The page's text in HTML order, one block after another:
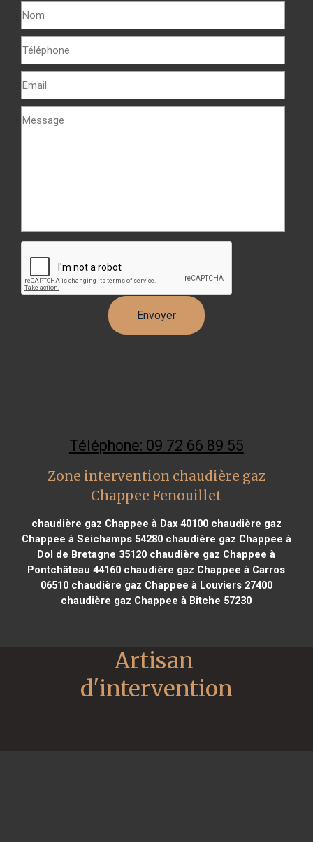
Téléphone: 09 72 66 89 55
Zone intervention chaudière gaz
Chappee Fenouillet
chaudière gaz Chappee à Dax 40100chaudière gaz
Chappee à Seichamps 54280chaudière gaz Chappee à
Dol de Bretagne 35120 chaudière gaz Chappee à
Pontchâteau 44160 chaudière gaz Chappee à Carros
06510chaudière gaz Chappee à Louviers 27400
chaudière gaz Chappee à Bitche 57230
Artisan
d'intervention